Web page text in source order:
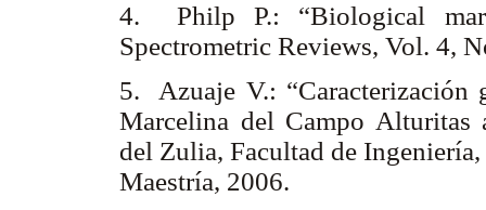
4. Philp P.: “Biological
Spectrometric Reviews, Vol. 4,
5. Azuaje V.: “Caracterización
Marcelina del Campo Alturitas
del Zulia, Facultad de
Maestría, 2006.